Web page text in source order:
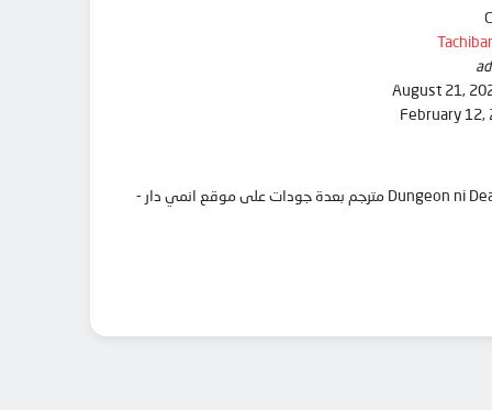
August 21,
February 12,
تحميل وشاهدة حلقات انمي Dungeon ni Deai wo Motomeru no wa Machigatteiru Darou ka V: Houjou no Megami-hen مترجم بعدة جودات على موقع انمي دار -